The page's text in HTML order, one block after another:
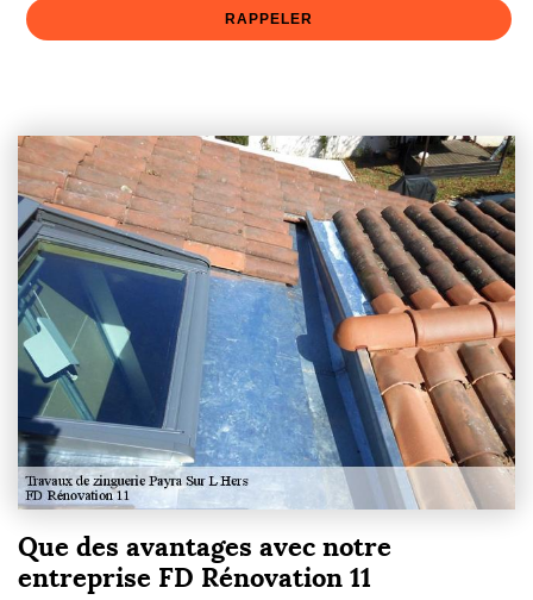
Que des avantages avec notre
entreprise FD Rénovation 11